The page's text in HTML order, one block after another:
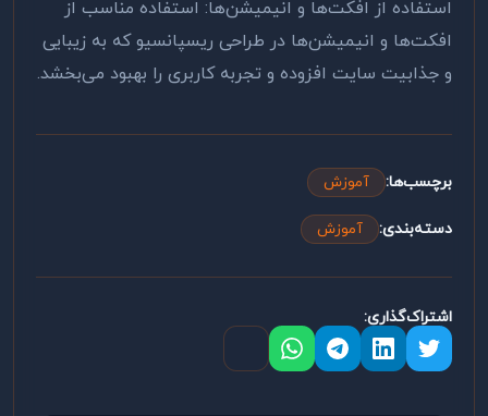
استفاده از افکت‌ها و انیمیشن‌ها: استفاده مناسب از
افکت‌ها و انیمیشن‌ها در طراحی ریسپانسیو که به زیبایی
و جذابیت سایت افزوده و تجربه کاربری را بهبود می‌بخشد.
برچسب‌ها: آموزش
دسته‌بندی: آموزش
اشتراک‌گذاری: